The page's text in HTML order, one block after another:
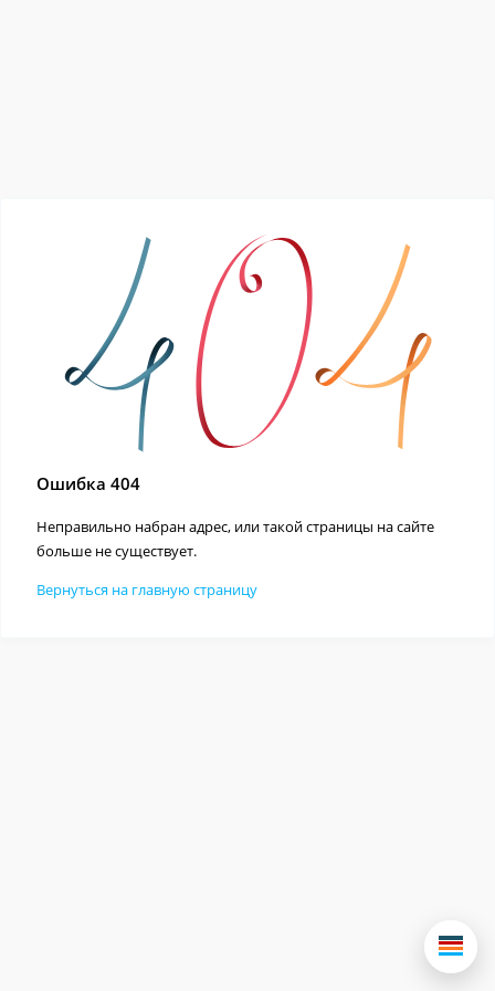
Ошибка 404
Неправильно набран адрес, или такой страницы на сайте
больше не существует.
Вернуться на главную страницу